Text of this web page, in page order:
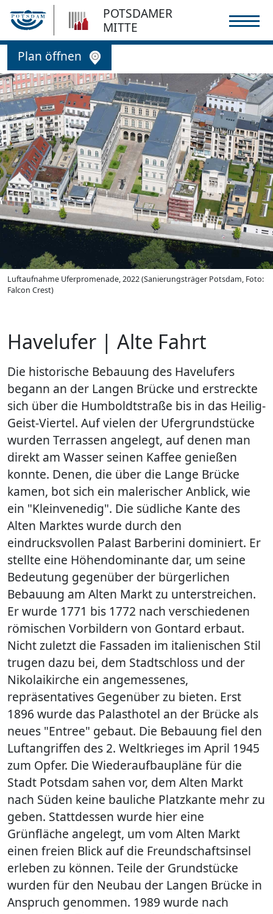
POTSDAMER
MITTE
Alte Fahrt
Plan öffnen
Luftaufnahme Uferpromenade, 2022 (Sanierungsträger Potsdam, Foto:
Falcon Crest)
Havelufer | Alte Fahrt
Die historische Bebauung des Havelufers
begann an der Langen Brücke und erstreckte
sich über die Humboldtstraße bis in das Heilig-
Geist-Viertel. Auf vielen der Ufergrundstücke
wurden Terrassen angelegt, auf denen man
direkt am Wasser seinen Kaffee genießen
konnte. Denen, die über die Lange Brücke
kamen, bot sich ein malerischer Anblick, wie
ein "Kleinvenedig". Die südliche Kante des
Alten Marktes wurde durch den
eindrucksvollen Palast Barberini dominiert. Er
stellte eine Höhendominante dar, um seine
Bedeutung gegenüber der bürgerlichen
Bebauung am Alten Markt zu unterstreichen.
Er wurde 1771 bis 1772 nach verschiedenen
römischen Vorbildern von Gontard erbaut.
Nicht zuletzt die Fassaden im italienischen Stil
trugen dazu bei, dem Stadtschloss und der
Nikolaikirche ein angemessenes,
repräsentatives Gegenüber zu bieten. Erst
1896 wurde das Palasthotel an der Brücke als
neues "Entree" gebaut. Die Bebauung fiel den
Luftangriffen des 2. Weltkrieges im April 1945
zum Opfer. Die Wiederaufbaupläne für die
Stadt Potsdam sahen vor, dem Alten Markt
nach Süden keine bauliche Platzkante mehr zu
geben. Stattdessen wurde hier eine
Grünfläche angelegt, um vom Alten Markt
einen freien Blick auf die Freundschaftsinsel
erleben zu können. Teile der Grundstücke
wurden für den Neubau der Langen Brücke in
Anspruch genommen. 1989 wurde nach